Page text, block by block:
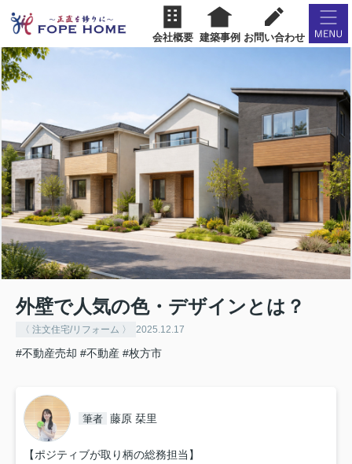
会社概要 建築事例 お問い合わせ
外壁で人気の色・デザインとは？
〈 注文住宅/リフォーム 〉 2025.12.17
#不動産売却 #不動産 #枚方市
筆者 藤原 栞里
【ポジティブが取り柄の総務担当】